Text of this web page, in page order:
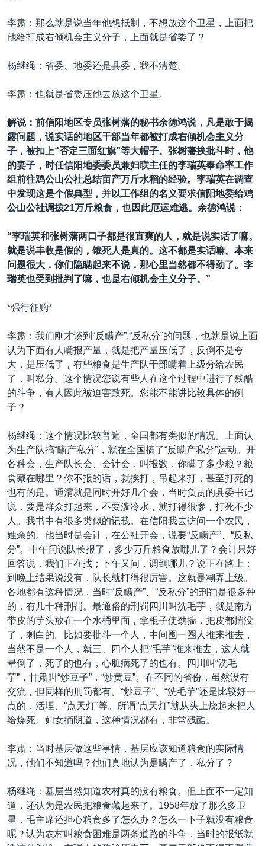
李肃：那么就是说当年他想抵制，不想放这个卫星，上面把
他给打成右倾机会主义分子，上面就是省委了？
杨继绳：省委、地委还是县委，我不清楚。
李肃：也就是省委压他去放这个卫星。
解说：前信阳地区专员张树藩的秘书余德鸿说，凡是敢于揭
露问题，说实话的地区干部当年都被打成右倾机会主义分
子，被扣上“否定三面红旗”等大帽子。张树藩挨批斗时，他
的妻子，时任信阳地委委员兼妇联主任的李瑞英奉命率工作
组前往鸡公山公社总结亩产万斤水稻的经验。李瑞英在调查
中发现这是个假典型，并以工作组的名义要求信阳地委给鸡
公山公社调拨21万斤粮食，也因此厄运难逃。余德鸿说：
“李瑞英和张树藩两口子都是很直爽的人，就是说实话了嘛。
就是说丰收是假的，饿死人是真的。这不都是实话嘛。本来
问题很大，你们隐瞒起来不说，那心里当然都不得劲了。李
瑞英也受到批判了嘛，也是右倾机会主义分子。”
*强行征购*
李肃：我们刚才谈到“反瞒产”,“反私分”的问题，也就是说上面
认为下面有人瞒报产量，就是把产量压低了，反倒不是夸
大，是压低了，有些粮食是生产队干部瞒着上级分给农民
了，叫私分。这个情况您说有些人在这个过程中进行了残酷
的斗争，有人因此被迫害致死。您能不能讲比较具体的例
子？
杨继绳：这个情况比较普遍，全国都有类似的情况。上面认
为生产队搞“瞒产私分”，就在全国搞了“反瞒产私分”运动。开
各种会，生产队长会、会计会，叫报数，你瞒了多少粮？粮
食藏在哪里？你不报的话，就挨打，吊起来打，甚至打死的
也有的是。通渭就是同时开好几个会，当时负责的县委书记
说，要是群众打起来，不要泼冷水，就打得很惨，打死不少
人。我书中有很多类似的记载。在信阳我去访问一个农民，
姓余的。他当时是会计，在公社开会，说要“反瞒产”、“反私
分”。中午问说队长报了，多少万斤粮食放哪儿了？会计只好
回答说，我们正在找；下午又问，调到哪儿？说正在路上；
到晚上结果说没有，队长就打得很厉害。这就是糊弄上级。
各地都有这种情况，当时“反瞒产”、“反私分”的刑罚是很多种
的，有几十种刑罚。最通俗的刑罚四川叫洗毛芋，就是南方
带皮的芋头放在一个水桶里面，拿棍子使劲揣，把皮都揣没
了，剩白的。比如要批斗一个人，中间围一圈人推来推去，
当然不是一个人，就三、四个人把“毛芋”推来推去，这人就
晕倒了，死了的也有，心脏病死了的也有。四川叫“洗毛
芋”，甘肃叫“炒豆子”，“炒黄豆”。在不同的省份，虽然没有
交流，但同样的刑罚都有。“炒豆子”、“洗毛芋”还是比较好一
点的，活埋、“点天灯”等。所谓“点天灯”就从头上烧起来把人
给烧死。妇女捅阴道，这种情况都有，非常残酷。
李肃：当时基层做这些事情，基层应该知道粮食的实际情
况，他们不知道吗？他们真地认为是瞒产了，私分了？
杨继绳：基层当然知道农村真的没有粮食。但上面不一定知
道，还认为是农民把粮食藏起来了。1958年放了那么多卫
星，毛主席还担心粮食多了怎么办？怎么一下子就没有粮食
呢？认为农村叫粮食困难是两条道路的斗争，当时的报纸就